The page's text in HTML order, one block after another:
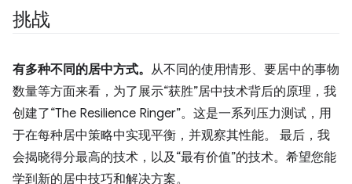
挑战
有多种不同的居中方式。 从不同的使用情形、要居中的事物
数量等方面来看，为了展示“获胜”居中技术背后的原理，我
创建了“The Resilience Ringer”。这是一系列压力测试，用
于在每种居中策略中实现平衡，并观察其性能。 最后，我
会揭晓得分最高的技术，以及“最有价值”的技术。希望您能
学到新的居中技巧和解决方案。